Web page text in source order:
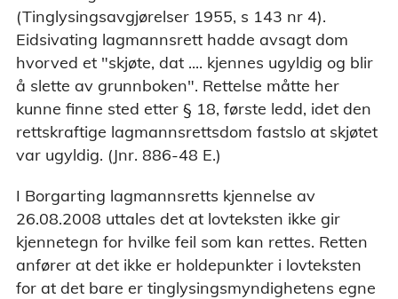
(Tinglysingsavgjørelser 1955, s 143 nr 4).
Eidsivating lagmannsrett hadde avsagt dom
hvorved et "skjøte, dat .... kjennes ugyldig og blir
å slette av grunnboken". Rettelse måtte her
kunne finne sted etter § 18, første ledd, idet den
rettskraftige lagmannsrettsdom fastslo at skjøtet
var ugyldig. (Jnr. 886-48 E.)
I Borgarting lagmannsretts kjennelse av
26.08.2008 uttales det at lovteksten ikke gir
kjennetegn for hvilke feil som kan rettes. Retten
anfører at det ikke er holdepunkter i lovteksten
for at det bare er tinglysingsmyndighetens egne